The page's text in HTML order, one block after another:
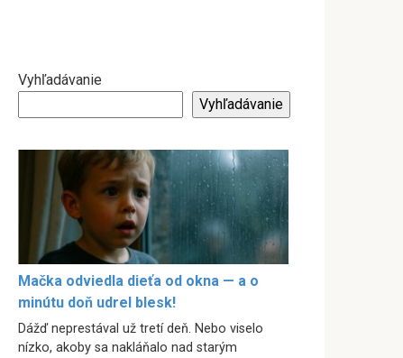
Vyhľadávanie
Vyhľadávanie
Mačka odviedla dieťa od okna — a o
minútu doň udrel blesk!
Dážď neprestával už tretí deň. Nebo viselo
nízko, akoby sa nakláňalo nad starým